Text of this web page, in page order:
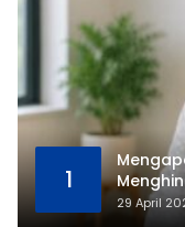
1
29 April